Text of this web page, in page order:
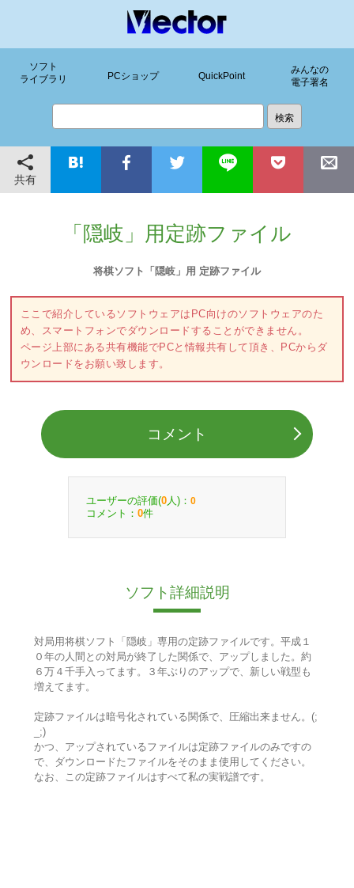
ソフト
ライブラリ
PCショップ QuickPoint
みんなの
電子署名
共有
「隠岐」用定跡ファイル
将棋ソフト「隠岐」用 定跡ファイル
ここで紹介しているソフトウェアはPC向けのソフトウェアのた
め、スマートフォンでダウンロードすることができません。
ページ上部にある共有機能でPCと情報共有して頂き、PCからダ
ウンロードをお願い致します。
コメント
ユーザーの評価(0 人)： 0
コメント： 0件
ソフト詳細説明
対局用将棋ソフト「隠岐」専用の定跡ファイルです。平成１
０年の人間との対局が終了した関係で、アップしました。約
６万４千手入ってます。３年ぶりのアップで、新しい戦型も
増えてます。
定跡ファイルは暗号化されている関係で、圧縮出来ません。(;
_;)
かつ、アップされているファイルは定跡ファイルのみですの
で、ダウンロードたファイルをそのまま使用してください。
なお、この定跡ファイルはすべて私の実戦譜です。